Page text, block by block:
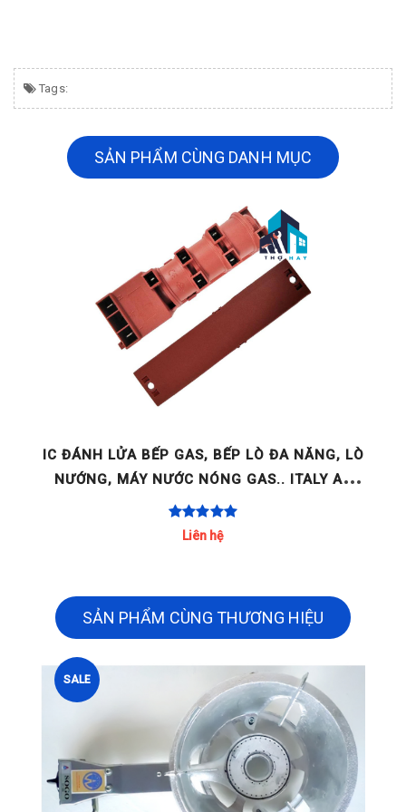
Tags:
SẢN PHẨM CÙNG DANH MỤC
IC ĐÁNH LỬA BẾP GAS, BẾP LÒ ĐA NĂNG, LÒ
NƯỚNG, MÁY NƯỚC NÓNG GAS.. ITALY AC
220-240V 2 LÒ / 4 LÒ / [...]
Liên hệ
SẢN PHẨM CÙNG THƯƠNG HIỆU
SALE